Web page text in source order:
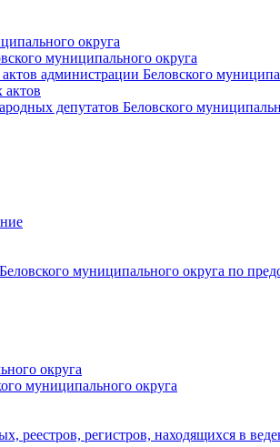
округа
муниципального округа
администрации Беловского
депутатов Беловского
муниципального округа по
округа
муниципального округа
реестров, регистров, находящихся в